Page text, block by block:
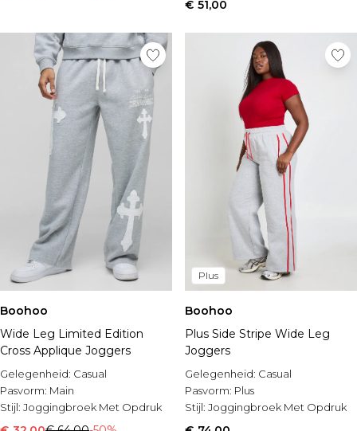
Laarzen
Herenaccessoires
Alle Accessoires
Zonnebrillen
Mutsen & Petten
Sieraden & Horloges
Ondergoed
Sokken
Tassen & Portemonnees
Riemen
Merken die we leuk vinden
boohooMAN
Burton
Heren Sale
Alle Heren Sale
Sale Tops
Sale Shorts
Sale Overhemden
Sale Sportkleding
Sale Trainingspakken
€ 51,00
Boohoo
Wide Leg Limited Edition
Cross Applique Joggers
Gelegenheid: Casual
Pasvorm: Main
Stijl: Joggingbroek Met Opdruk
Plus
Boohoo
Plus Side Stripe Wide Leg
Joggers
Gelegenheid: Casual
Pasvorm: Plus
Stijl: Joggingbroek Met Opdruk